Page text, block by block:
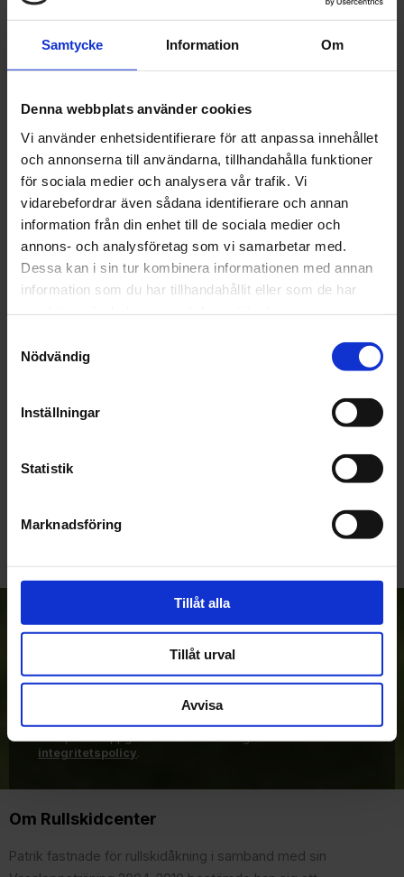
Samtycke Information Om
Denna webbplats använder cookies
Vi använder enhetsidentifierare för att anpassa innehållet
och annonserna till användarna, tillhandahålla funktioner
för sociala medier och analysera vår trafik. Vi
vidarebefordrar även sådana identifierare och annan
information från din enhet till de sociala medier och
annons- och analysföretag som vi samarbetar med.
Dessa kan i sin tur kombinera informationen med annan
information som du har tillhandahållit eller som de har
Nödvändig
Inställningar
Statistik
Marknadsföring
Tillåt alla
Tillåt urval
Avvisa
rullskidor som är fästa med 1 skruv kan du enkelt
(använd den nya skärmen som mall).
AE Classic
AE Elite
AE Nordic
OMDÖMEN
Anmäl dig till vårt nyhetsbrev!
Prenumerera
integritetspolicy.
Om Rullskidcenter
Patrik fastnade för rullskidåkning i samband med sin